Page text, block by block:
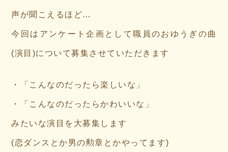
声が聞こえるほど…
今回はアンケート企画として職員のおゆうぎの曲
(演目)について募集させていただきます
・「こんなのだったら楽しいな」
・「こんなのだったらかわいいな」
みたいな演目を大募集します
(恋ダンスとか男の勲章とかやってます)